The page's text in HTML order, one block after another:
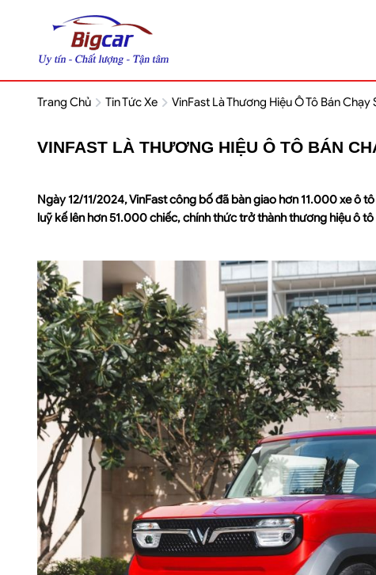
Trang Chủ Tin Tức Xe VinFast Là Thương Hiệu Ô Tô Bán Chạy
VINFAST LÀ THƯƠNG HIỆU Ô TÔ BÁN
Ngày 12/11/2024, VinFast công bố đã bàn giao hơn 11.000 xe ô
luỹ kế lên hơn 51.000 chiếc, chính thức trở thành thương hiệu ô